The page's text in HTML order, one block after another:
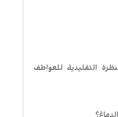
التقليدية للعواطف